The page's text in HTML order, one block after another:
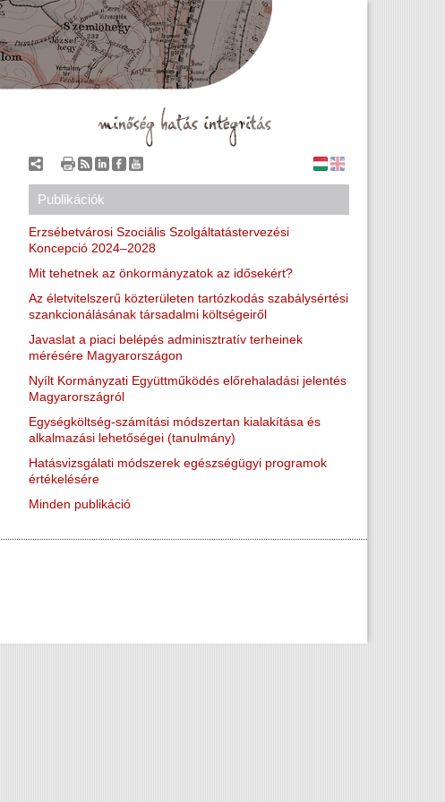
Publikációk
Erzsébetvárosi Szociális Szolgáltatástervezési
Koncepció 2024–2028
Mit tehetnek az önkormányzatok az idősekért?
Az életvitelszerű közterületen tartózkodás szabálysértési
szankcionálásának társadalmi költségeiről
Javaslat a piaci belépés adminisztratív terheinek
mérésére Magyarországon
Nyílt Kormányzati Együttműködés előrehaladási jelentés
Magyarországról
Egységköltség-számítási módszertan kialakítása és
alkalmazási lehetőségei (tanulmány)
Hatásvizsgálati módszerek egészségügyi programok
értékelésére
Minden publikáció